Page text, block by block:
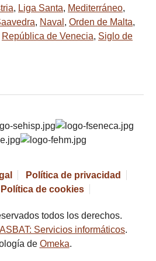
, Liga Santa, Mediterráneo,
, Naval , Orden de Malta,
República de Venecia, Siglo de
Política de privacidad
Política de cookies
todos los derechos.
Servicios informáticos.
de Omeka.